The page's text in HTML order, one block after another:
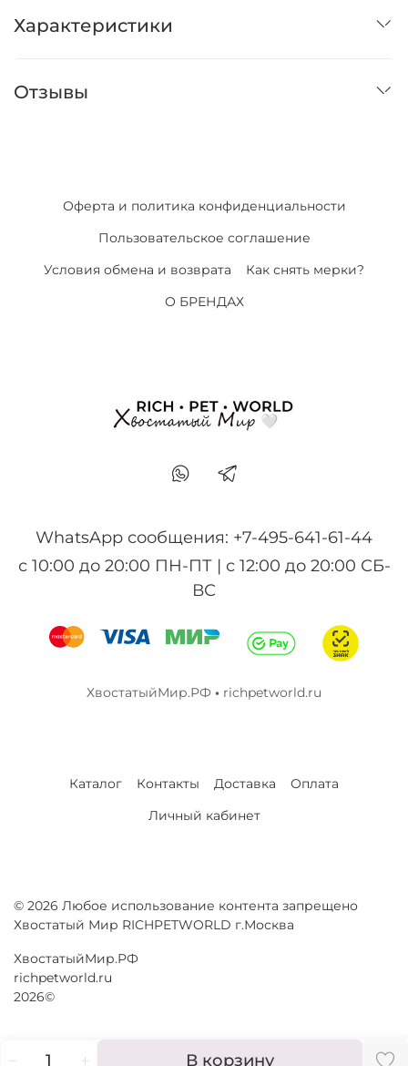
В корзину
Характеристики
Отзывы
Оферта и политика конфиденциальности
Пользовательское соглашение
Условия обмена и возврата
Как снять мерки?
О БРЕНДАХ
WhatsApp сообщения: +7-495-641-61-44
с 10:00 до 20:00 ПН-ПТ | с 12:00 до 20:00 СБ-
ВС
ХвостатыйМир.РФ • richpetworld.ru
Каталог Контакты Доставка
Оплата
Личный кабинет
© 2026 Любое использование контента запрещено
Хвостатый Мир RICHPETWORLD г.Москва
ХвостатыйМир.РФ
richpetworld.ru
2026©